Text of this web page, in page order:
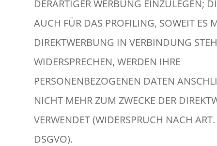
DERARTIGER WERBUNG EINZULEGEN;
AUCH FÜR DAS PROFILING, SOWEIT ES
DIREKTWERBUNG IN VERBINDUNG
WIDERSPRECHEN, WERDEN IHRE
PERSONENBEZOGENEN DATEN
NICHT MEHR ZUM ZWECKE DER
VERWENDET (WIDERSPRUCH NACH
DSGVO).